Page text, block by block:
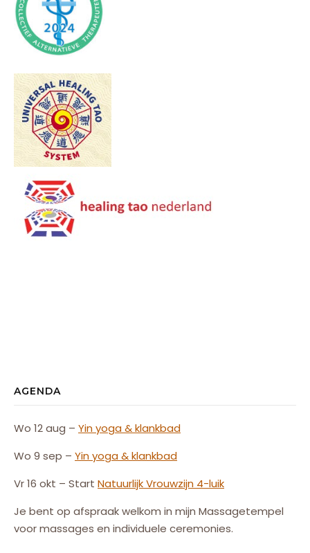
AGENDA
Wo 12 aug – Yin yoga & klankbad
Wo 9 sep – Yin yoga & klankbad
Vr 16 okt – Start NatuurlijkVrouwzijn 4-luik
Je bent op afspraak welkom in mijn Massagetempel
voor massages en individuele ceremonies.